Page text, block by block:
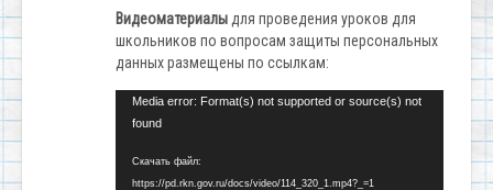
Видеоматериалы для проведения уроков для
школьников по вопросам защиты персональных
данных размещены по ссылкам:
Видеоплеер
Media error: Format(s) not supported or source(s) not
found
Скачать файл:
https://pd.rkn.gov.ru/docs/video/114_320_1.mp4?_=1